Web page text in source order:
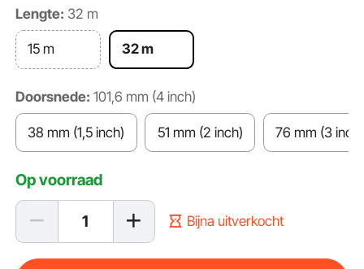
Lengte: 32 m
15 m 32 m
Doorsnede: 101,6 mm (4 inch)
38 mm (1,5 inch) 51 mm (2 inch) 76 mm (3 inch)
Op voorraad
Bijna uitverkocht